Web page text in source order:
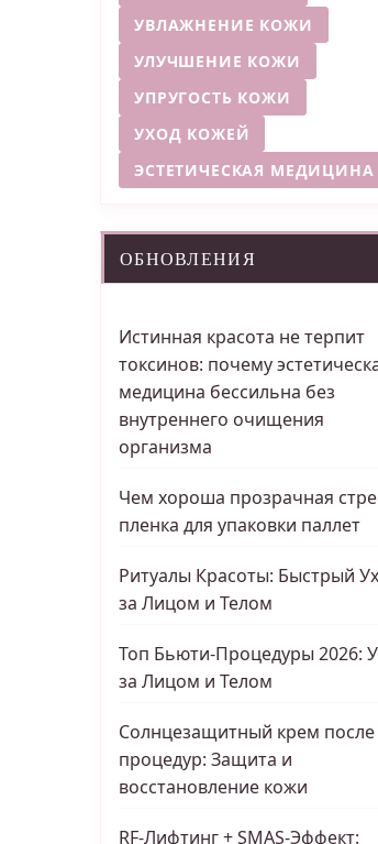
УВЛАЖНЕНИЕ КОЖИ
УЛУЧШЕНИЕ КОЖИ
УПРУГОСТЬ КОЖИ
УХОД КОЖЕЙ
ЭСТЕТИЧЕСКАЯ МЕДИЦИНА
ОБНОВЛЕНИЯ
Истинная красота не терпит
токсинов: почему
медицина бессильна без
внутреннего очищения
организма
Чем хороша прозрачная
пленка для упаковки паллет
Ритуалы Красоты: Быстрый
за Лицом и Телом
Топ Бьюти-Процедуры 2026:
за Лицом и Телом
Солнцезащитный крем после
процедур: Защита и
восстановление кожи
RF-Лифтинг + SMAS-Эффект: